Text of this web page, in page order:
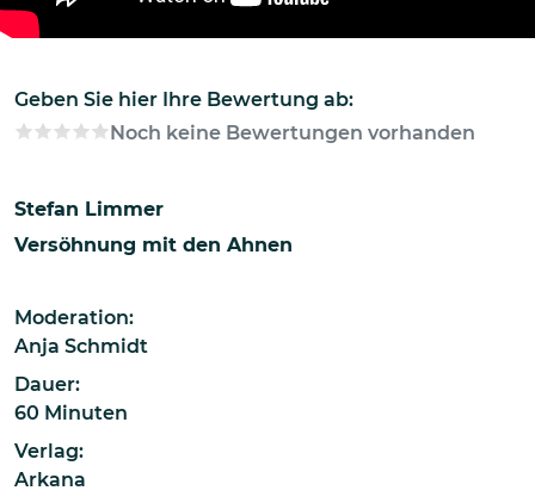
Geben Sie hier Ihre Bewertung ab:
Noch keine Bewertungen vorhanden
Stefan Limmer
Versöhnung mit den Ahnen
Moderation:
Anja Schmidt
Dauer:
60 Minuten
Verlag:
Arkana